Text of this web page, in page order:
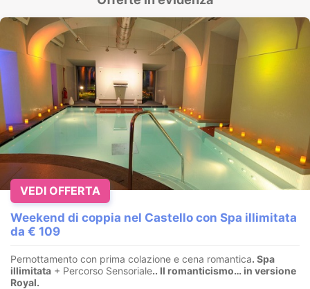
Weekend di coppia nel Castello con Spa illimitata
da € 109
Pernottamento con prima colazione e cena romantica. Spa
illimitata + Percorso Sensoriale.. Il romanticismo… in versione
Royal.
VEDI OFFERTA